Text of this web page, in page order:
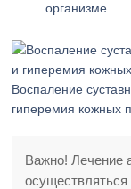
организме.
Воспаление
гиперемия кожных
Важно! Лечение